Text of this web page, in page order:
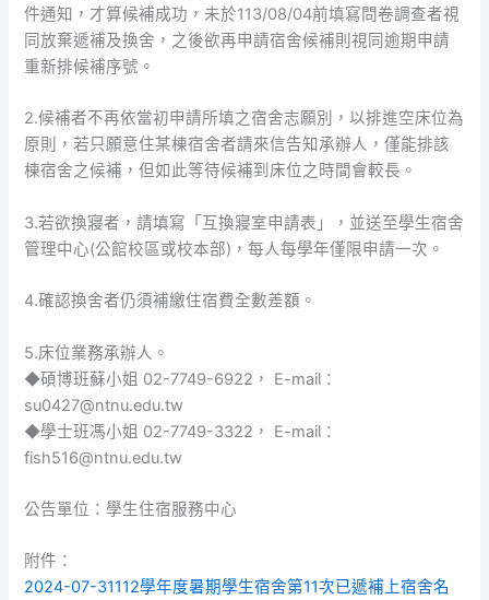
件通知，才算候補成功，未於113/08/04前填寫問卷調查者視
同放棄遞補及換舍，之後欲再申請宿舍候補則視同逾期申請
重新排候補序號。
2.候補者不再依當初申請所填之宿舍志願別，以排進空床位為
原則，若只願意住某棟宿舍者請來信告知承辦人，僅能排該
棟宿舍之候補，但如此等待候補到床位之時間會較長。
3.若欲換寢者，請填寫「互換寢室申請表」，並送至學生宿舍
管理中心(公館校區或校本部)，每人每學年僅限申請一次。
4.確認換舍者仍須補繳住宿費全數差額。
5.床位業務承辦人。
◆碩博班蘇小姐 02-7749-6922， E-mail：
su0427@ntnu.edu.tw
◆學士班馮小姐 02-7749-3322， E-mail：
fish516@ntnu.edu.tw
公告單位：學生住宿服務中心
附件：
2024-07-31112學年度暑期學生宿舍第11次已遞補上宿舍名